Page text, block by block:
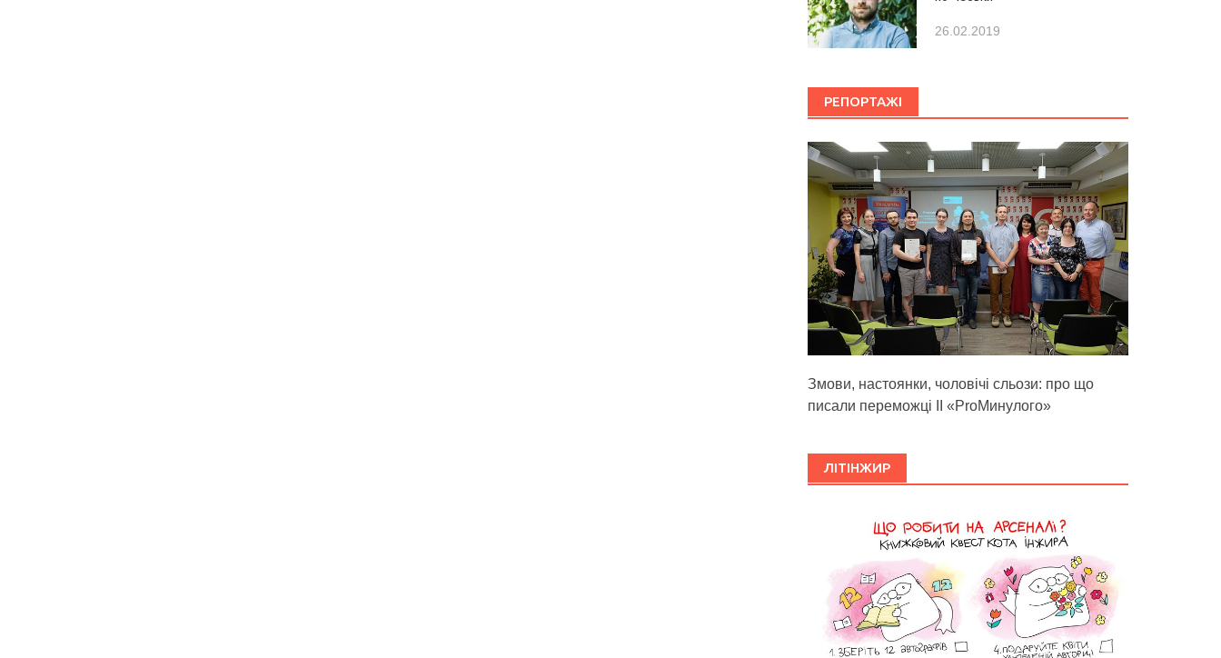
26.02.2019
РЕПОРТАЖІ
Змови, настоянки, чоловічі сльози: про що
писали переможці ІІ «ProМинулого»
ЛІТІНЖИР